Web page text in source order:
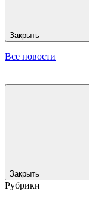
Закрыть
Все новости
Закрыть
Рубрики